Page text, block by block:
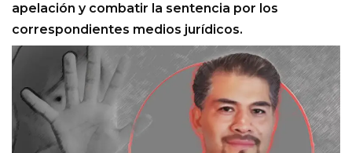
apelación y combatir la sentencia por los
correspondientes medios jurídicos.